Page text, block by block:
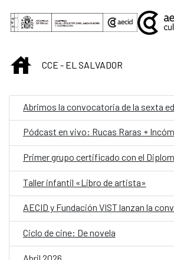
Saltar al contenido principal
INICIOCCE - EL SALVADOR
Taller infantil «Libro de artista»
Ciclo de cine: De novela
Abril 2026